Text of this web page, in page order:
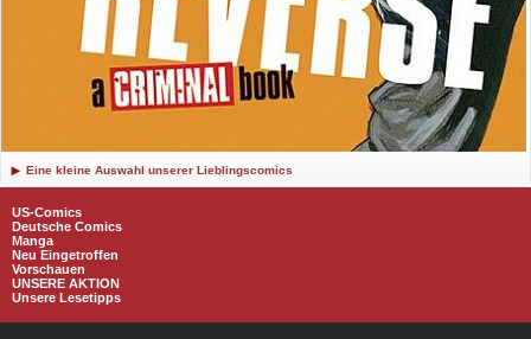
Eine kleine Auswahl unserer Lieblingscomics
US-Comics
Deutsche Comics
Manga
Neu Eingetroffen
Vorschauen
UNSERE AKTION
Unsere Lesetipps